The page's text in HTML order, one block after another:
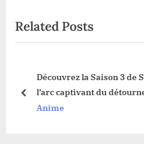
s
P
t
P
o
t
:
Related Posts
Découvrez la Saison 3 de
l’arc captivant du
Anime
prev